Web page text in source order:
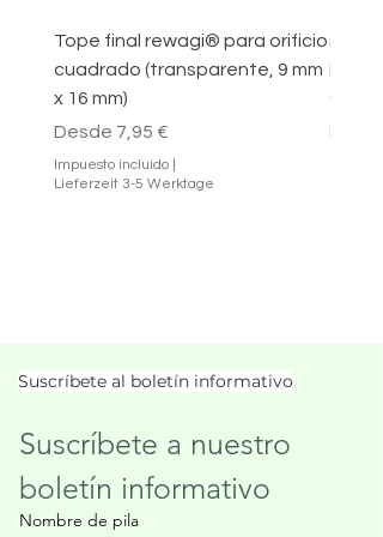
Tope final rewagi® para orificio
cuadrado (transparente, 9 mm
x 16 mm)
Desde 7,95 €
Precio de oferta
Impuesto incluido
Lieferzeit 3-5 Werktage
Desde
Precio
Suscríbete al boletín informativo
Suscríbete a nuestro
boletín informativo
Nombre de pila